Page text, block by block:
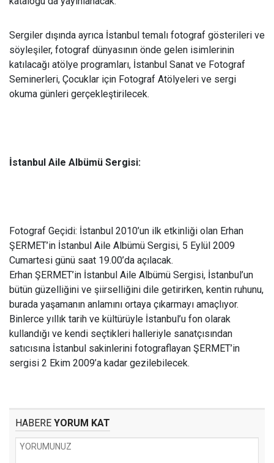
Sergiler dışında ayrıca İstanbul temalı fotograf gösterileri ve
söyleşiler, fotograf dünyasının önde gelen isimlerinin
katılacağı atölye programları, İstanbul Sanat ve Fotograf
Seminerleri, Çocuklar için Fotograf Atölyeleri ve sergi
okuma günleri gerçekleştirilecek.
İstanbul Aile Albümü Sergisi:
Fotograf Geçidi: İstanbul 2010’un ilk etkinliği olan Erhan
ŞERMET’in İstanbul Aile Albümü Sergisi, 5 Eylül 2009
Cumartesi günü saat 19.00’da açılacak.
Erhan ŞERMET’in İstanbul Aile Albümü Sergisi, İstanbul’un
bütün güzelliğini ve şiirselliğini dile getirirken, kentin ruhunu,
burada yaşamanın anlamını ortaya çıkarmayı amaçlıyor.
Binlerce yıllık tarih ve kültürüyle İstanbul’u fon olarak
kullandığı ve kendi seçtikleri halleriyle sanatçısından
satıcısına İstanbul sakinlerini fotograflayan ŞERMET’in
sergisi 2 Ekim 2009’a kadar gezilebilecek.
HABERE YORUM KAT